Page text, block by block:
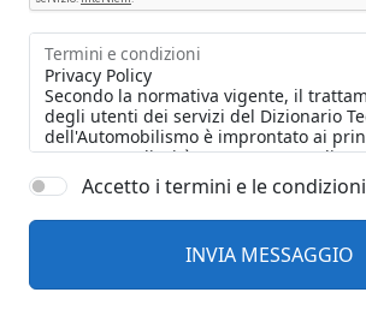
Termini e condizioni
Accetto i termini e le condizioni